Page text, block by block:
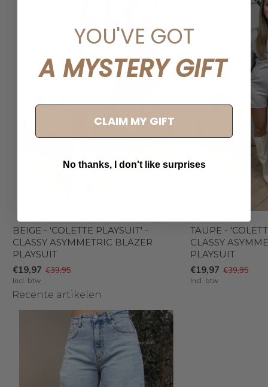
BEIGE - 'COLETTE PLAYSUIT' -
CLASSY ASYMMETRIC BLAZER
PLAYSUIT
€19,97 €39,95
Incl. btw
TAUPE -
CLASSY
PLAYSUIT
€19,97 €39,95
Incl. btw
Recente artikelen
YOU'VE GOT
A MYSTERY GIFT
CLAIM MY GIFT
No thanks, I don't like surprises